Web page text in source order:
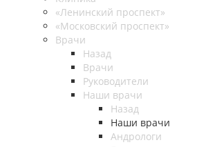
«Ленинский проспект»
«Московский проспект»
Врачи
Назад
Врачи
Руководители
Наши врачи
Назад
Наши врачи
Андрологи